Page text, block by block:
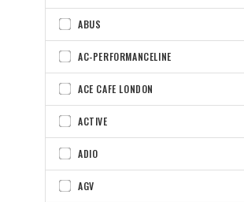
ABUS
AC-PERFORMANCELINE
ACE CAFE LONDON
ACTIVE
ADIO
AGV